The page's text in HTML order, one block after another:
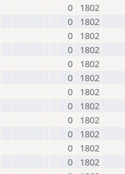
0
1802
0
1802
0
1802
0
1802
0
1802
0
1802
0
1802
0
1802
0
1802
0
1802
0
1802
0
1802